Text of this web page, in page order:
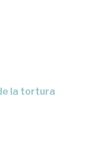
la tortura